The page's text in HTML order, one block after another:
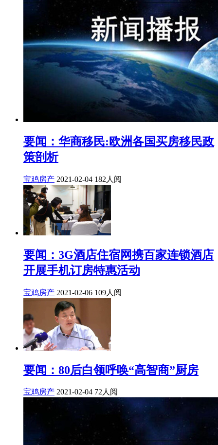
要闻：华商移民:欧洲各国买房移民政
策剖析
宝鸡房产 2021-02-04 182人阅
要闻：3G酒店住宿网携百家连锁酒店
开展手机订房特惠活动
宝鸡房产 2021-02-06 109人阅
要闻：80后白领呼唤“高智商”厨房
宝鸡房产 2021-02-04 72人阅